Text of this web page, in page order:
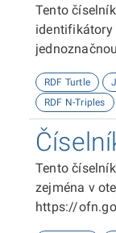
Tento
identifikátory
RDF Turtle
RDF N-Triples
Tento
zejména v
https://